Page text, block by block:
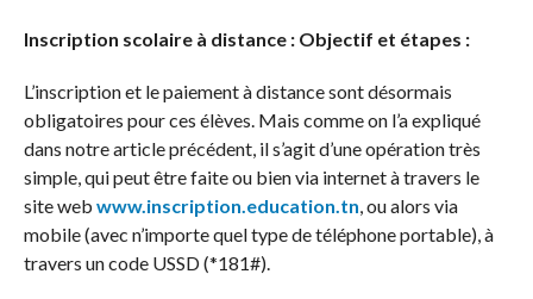
Inscription scolaire à distance : Objectif et étapes :
L’inscription et le paiement à distance sont désormais
obligatoires pour ces élèves. Mais comme on l’a expliqué
dans notre article précédent, il s’agit d’une opération très
simple, qui peut être faite ou bien via internet à travers le
site web www.inscription.education.tn , ou alors via
mobile (avec n’importe quel type de téléphone portable), à
travers un code USSD (*181#).